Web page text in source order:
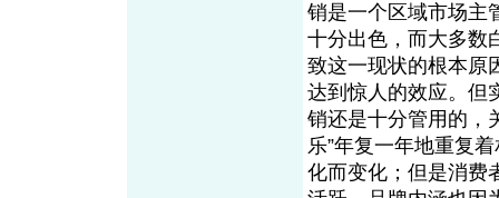
销是一个区域市场主
十分出色，而大多数
致这一现状的根本原
达到惊人的效应。但
销还是十分管用的，
乐”年复一年地重复
化而变化；但是消费